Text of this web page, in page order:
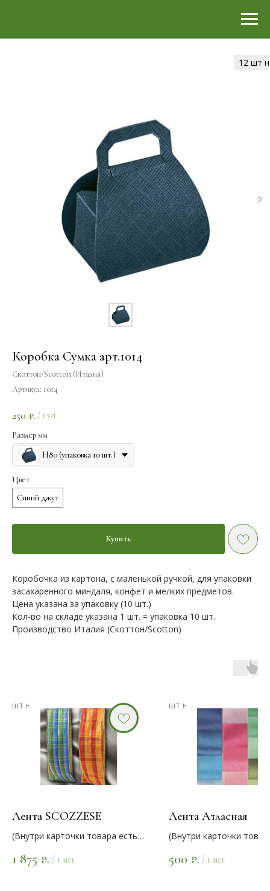
Коробка Сумка арт.1014
Скоттон/Scotton (Италия)
Артикул: 1014
250 ₽. / 1 уп
Размер мм
H80 (упаковка 10 шт.)
Цвет
Синий джут
Купить
Коробочка из картона, с маленькой ручкой, для упаковки
засахаренного миндаля, конфет и мелких предметов.
Цена указана за упаковку (10 шт.)
Кол-во на складе указана 1 шт. = упаковка 10 шт.
Производство Италия (Скоттон/Scotton)
Лента SCOZZESE
(Внутри карточки товара есть
1 875 ₽. / 1 шт
Лента Атласная
(Внутри карточки
500 ₽. / 1 шт